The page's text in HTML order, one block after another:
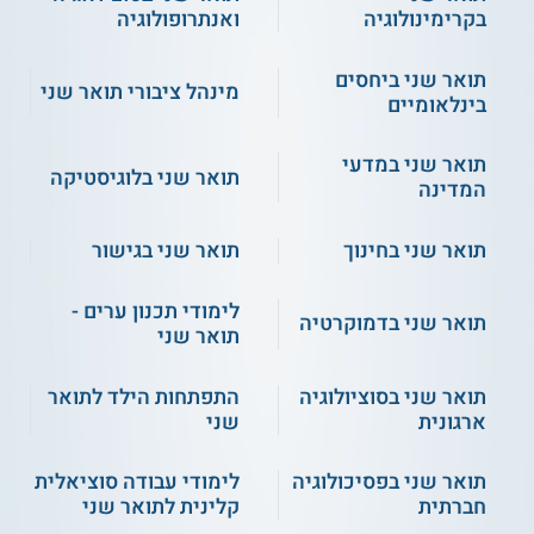
מסגרות לגיל הרך או מסגרות בלתי פורמליות, והן מעבודה בטיפול,
ייעוץ או שירות לקהילה.
מעבר לכך, המועמדים נדרשים לעמוד בהצלחה בתהליך מיון,
במסגרתו הם משתתפים בראיון קבלה שבוחן את התאמתם לתואר
השני.
כמו כן, קיימת דרישה ללימודי השלמה, עבור מי שבעת לימודיהם
לתואר הראשון לא השתתפו בקורסים הבאים: פסיכולוגיה
פסיכופתולוגיה, לקויות למידה, ותיאוריות אישיות.
על הסטודנטים לסיים קורסים אלו בציון 80 ומעלה בכל אחד מהם,
תעודה
בקרימינולוגיה
ואנתרופולוגיה
תואר שני ביחסים
בינלאומיים
מינהל ציבורי תואר שני
תואר שני במדעי
המדינה
תואר שני בלוגיסטיקה
תואר שני בחינוך תואר שני בגישור
תואר שני בדמוקרטיה
לימודי תכנון ערים -
תואר שני
תואר שני בסוציולוגיה
ארגונית
התפתחות הילד לתואר
שני
תואר שני בפסיכולוגיה
חברתית
לימודי עבודה סוציאלית
קלינית לתואר שני